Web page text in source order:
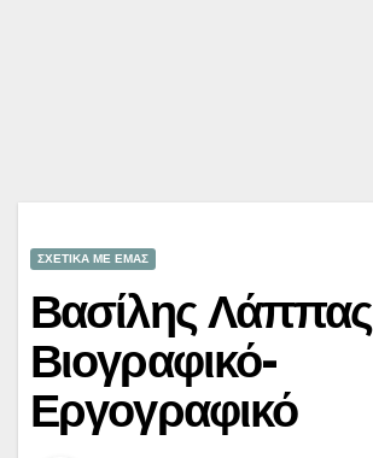
ΣΧΕΤΙΚΑ ΜΕ ΕΜΑΣ
Βασίλης Λάππας
Βιογραφικό-
Εργογραφικό